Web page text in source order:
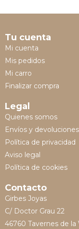
Tu cuenta
Mi cuenta
Mis pedidos
Mi carro
Finalizar compra
Legal
Quienes somos
Envíos y devoluciones
Política de privacidad
Aviso legal
Política de cookies
Contacto
Girbes Joyas
C/ Doctor Grau 22
46760 Tavernes de la